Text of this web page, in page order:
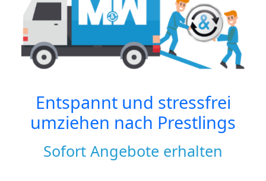
Entspannt und stressfrei
umziehen nach Prestlings
Sofort Angebote erhalten